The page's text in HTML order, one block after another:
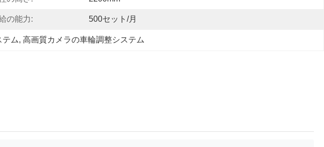
の能力: 500セット/月
テム, 高画質カメラの車輪調整システム